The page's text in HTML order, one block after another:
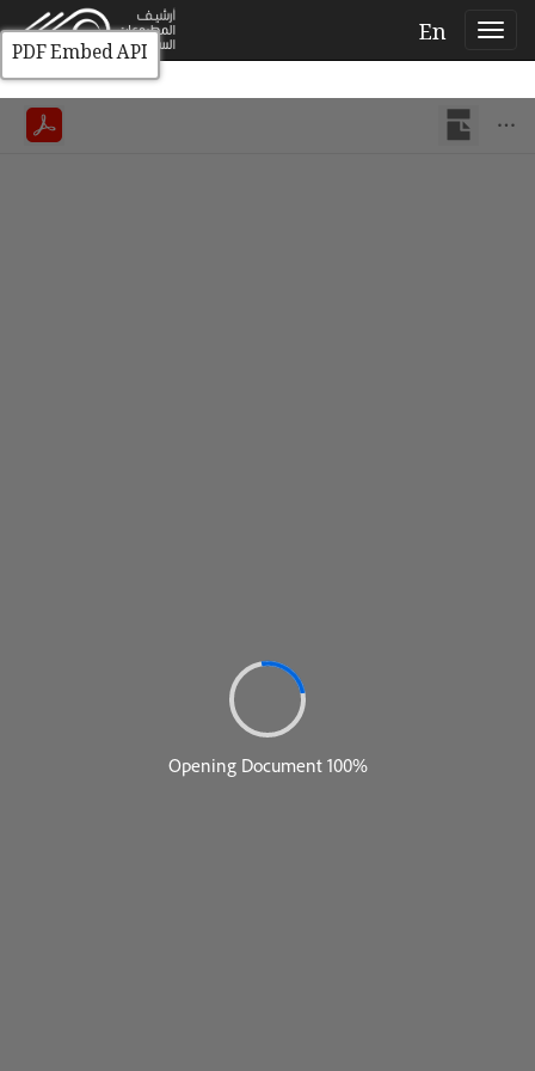
En
PDF Embed API